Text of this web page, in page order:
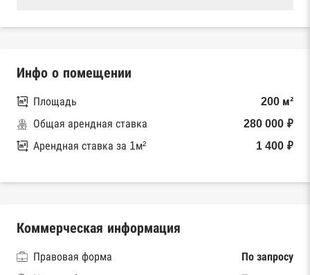
Инфо о помещении
Площадь
200 м²
Общая арендная ставка
280 000 ₽
Арендная ставка за 1м²
1 400 ₽
Коммерческая информация
Правовая форма
По запросу